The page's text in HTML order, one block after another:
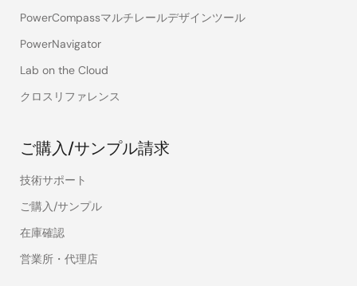
PowerCompassマルチレールデザインツール
PowerNavigator
Lab on the Cloud
クロスリファレンス
ご購入/サンプル請求
技術サポート
ご購入/サンプル
在庫確認
営業所・代理店